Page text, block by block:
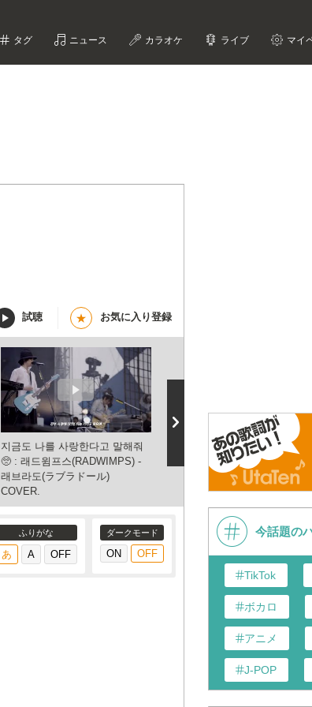
タグ ニュース カラオケ ライブ マイ
試聴 ★ お気に入り登録
지금도 나를 사랑한다고 말해줘
🥺 : 래드윔프스(RADWIMPS) -
래브라도(ラブラドール)
COVER.
Chara ラブラドール
ふりがな ダークモード 今話題の
TikTok
ボカロ
アニメ
J-POP